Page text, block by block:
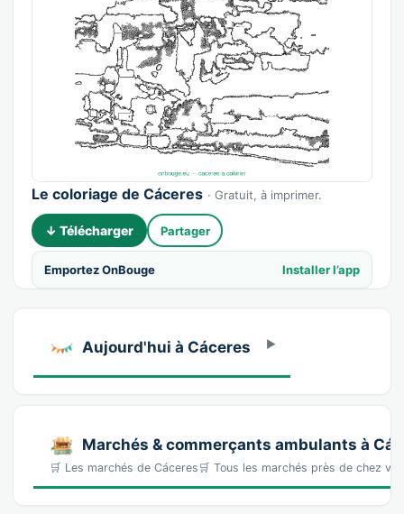
Le coloriage de Cáceres · Gratuit, à imprimer.
↓ Télécharger Partager
Emportez OnBouge Installer l’app
Aujourd'hui à Cáceres
Marchés & commerçants ambulants à
🛒 Les marchés de Cáceres🛒 Tous les marchés près de chez